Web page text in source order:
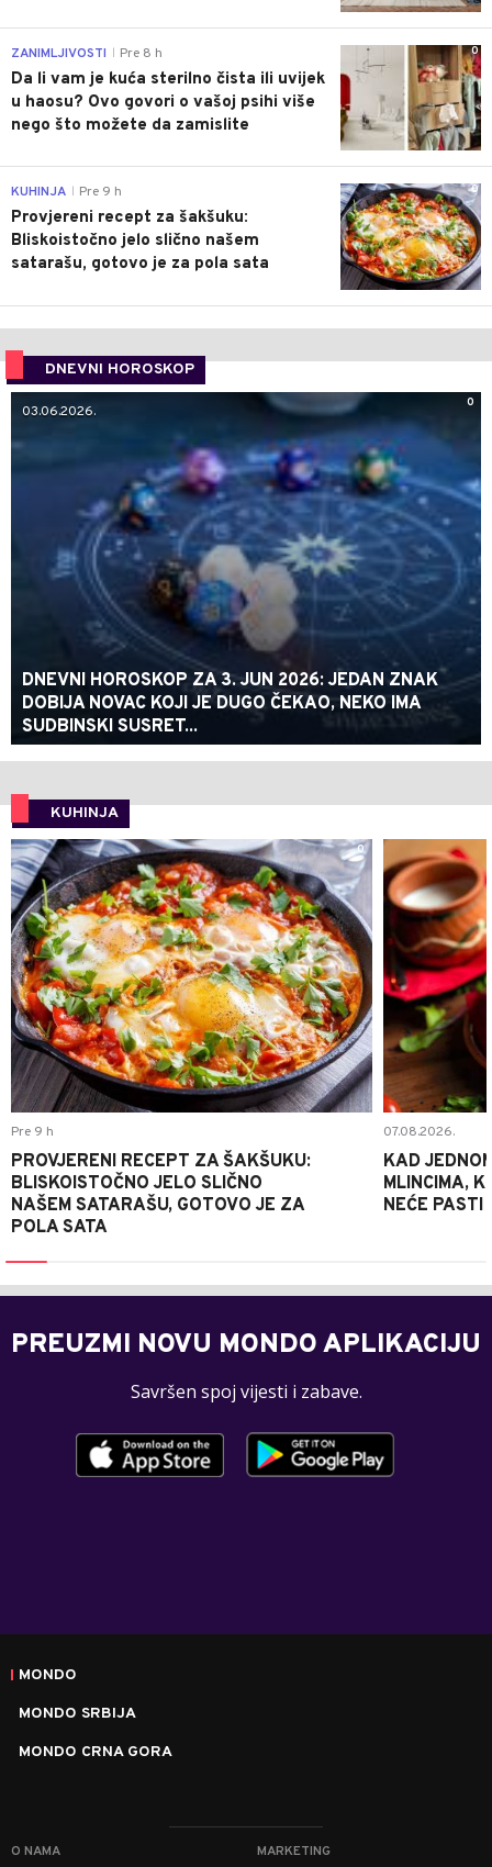
0
ZANIMLJIVOSTI Pre 8 h
Da li vam je kuća sterilno čista ili uvijek
u haosu? Ovo govori o vašoj psihi više
nego što možete da zamislite
0
KUHINJA Pre 9 h
Provjereni recept za šakšuku:
Bliskoistočno jelo slično našem
satarašu, gotovo je za pola sata
DNEVNI HOROSKOP
0
03.06.2026.
DNEVNI HOROSKOP ZA 3. JUN 2026: JEDAN ZNAK
DOBIJA NOVAC KOJI JE DUGO ČEKAO, NEKO IMA
SUDBINSKI SUSRET...
KUHINJA
0
Pre 9 h
PROVJERENI RECEPT ZA ŠAKŠUKU:
BLISKOISTOČNO JELO SLIČNO
NAŠEM SATARAŠU, GOTOVO JE ZA
POLA SATA
07.08.2026.
KAD
MLINCIMA,
NEĆE PASTI
PREUZMI NOVU MONDO APLIKACIJU
Savršen spoj vijesti i zabave.
MONDO
MONDO SRBIJA
MONDO CRNA GORA
O NAMA MARKETING